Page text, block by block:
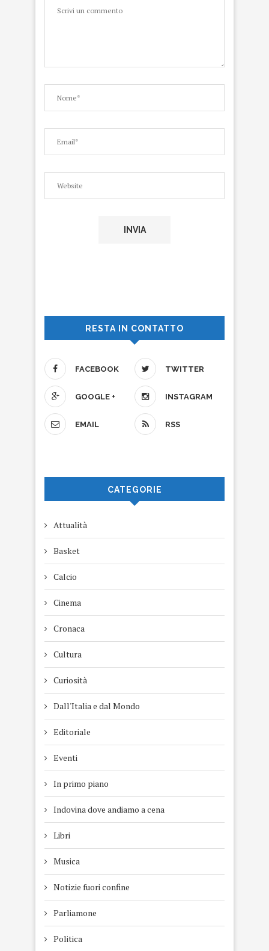
RESTA IN CONTATTO
FACEBOOK TWITTER
GOOGLE + INSTAGRAM
EMAIL RSS
CATEGORIE
Attualità
Basket
Calcio
Cinema
Cronaca
Cultura
Curiosità
Dall'Italia e dal Mondo
Editoriale
Eventi
In primo piano
Indovina dove andiamo a cena
Libri
Musica
Notizie fuori confine
Parliamone
Politica